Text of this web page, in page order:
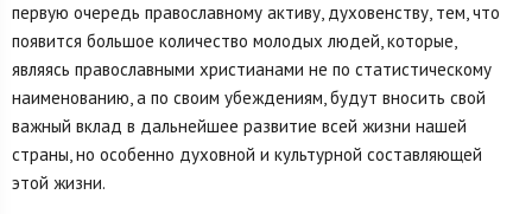
первую очередь православному активу, духовенству, тем, что
появится большое количество молодых людей, которые,
являясь православными христианами не по статистическому
наименованию, а по своим убеждениям, будут вносить свой
важный вклад в дальнейшее развитие всей жизни нашей
страны, но особенно духовной и культурной составляющей
этой жизни.